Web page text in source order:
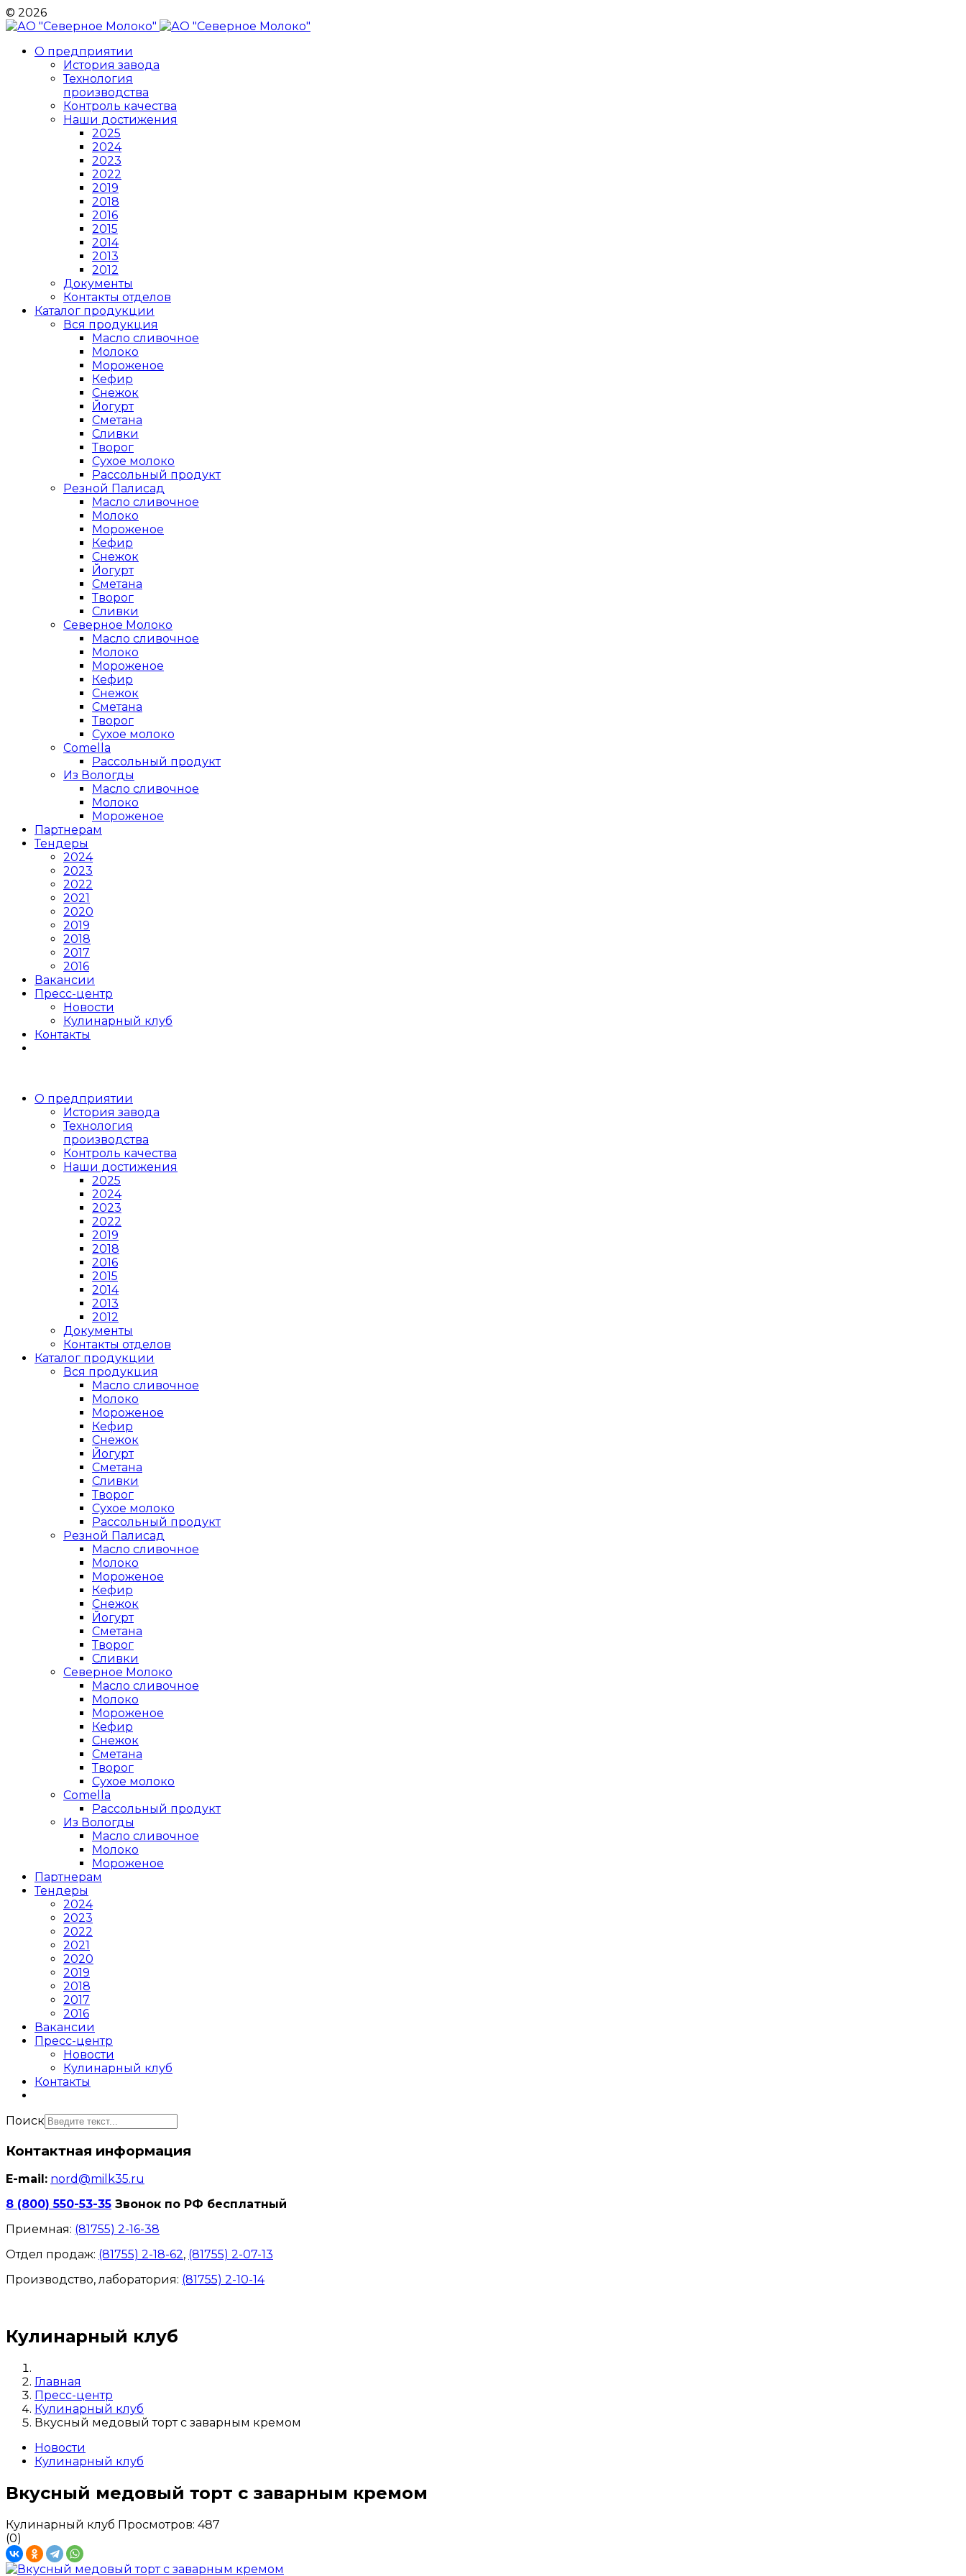
© 2026
О предприятии
История завода
Технология
производства
Контроль качества
Наши достижения
2025
2024
2023
2022
2019
2018
2016
2015
2014
2013
2012
Документы
Контакты отделов
Каталог продукции
Вся продукция
Масло сливочное
Молоко
Мороженое
Кефир
Снежок
Йогурт
Сметана
Сливки
Творог
Сухое молоко
Рассольный продукт
Резной Палисад
Масло сливочное
Молоко
Мороженое
Кефир
Снежок
Йогурт
Сметана
Творог
Сливки
Северное Молоко
Масло сливочное
Молоко
Мороженое
Кефир
Снежок
Сметана
Творог
Сухое молоко
Comеlla
Рассольный продукт
Из Вологды
Масло сливочное
Молоко
Мороженое
Партнерам
Тендеры
2024
2023
2022
2021
2020
2019
2018
2017
2016
Вакансии
Пресс-центр
Новости
Кулинарный клуб
Контакты
О предприятии
История завода
Технология
производства
Контроль качества
Наши достижения
2025
2024
2023
2022
2019
2018
2016
2015
2014
2013
2012
Документы
Контакты отделов
Каталог продукции
Вся продукция
Масло сливочное
Молоко
Мороженое
Кефир
Снежок
Йогурт
Сметана
Сливки
Творог
Сухое молоко
Рассольный продукт
Резной Палисад
Масло сливочное
Молоко
Мороженое
Кефир
Снежок
Йогурт
Сметана
Творог
Сливки
Северное Молоко
Масло сливочное
Молоко
Мороженое
Кефир
Снежок
Сметана
Творог
Сухое молоко
Comеlla
Рассольный продукт
Из Вологды
Масло сливочное
Молоко
Мороженое
Партнерам
Тендеры
2024
2023
2022
2021
2020
2019
2018
2017
2016
Вакансии
Пресс-центр
Новости
Кулинарный клуб
Контакты
Поиск
Контактная информация
E-mail: nord@milk35.ru
8 (800) 550-53-35 Звонок по РФ бесплатный
Приемная: (81755) 2-16-38
Отдел продаж: (81755) 2-18-62, (81755) 2-07-13
Производство, лаборатория: (81755) 2-10-14
Кулинарный клуб
Главная
Пресс-центр
Кулинарный клуб
Вкусный медовый торт с заварным кремом
Новости
Кулинарный клуб
Вкусный медовый торт с заварным кремом
Кулинарный клуб Просмотров: 487
(0)